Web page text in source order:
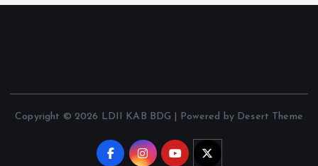
Copyright © 2026 LDII KAB BDG | Powered by Desert Theme